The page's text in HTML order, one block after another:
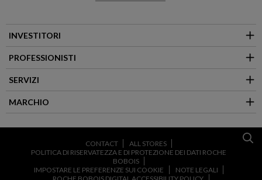
INVESTITORI
PROFESSIONISTI
SERVIZI
MARCHIO
CONTACT
ALL STORES
POLITICA DI RISERVATEZZA E DI PROTEZIONE DEI DATI ROCHE
BOBOIS
IMPOSTARE LE PREFERENZE SUI COOKIE
NOTE LEGALI